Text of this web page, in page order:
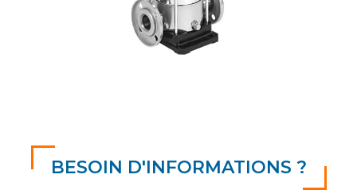
BESOIN D'INFORMATIONS ?